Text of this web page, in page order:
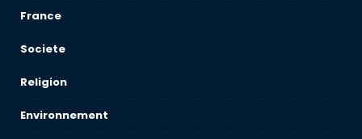
France
Societe
Religion
Environnement